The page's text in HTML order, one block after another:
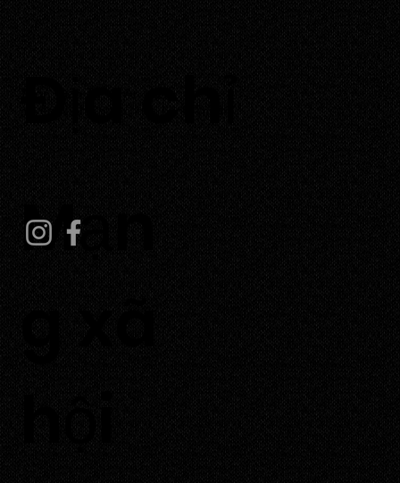
​Địa chỉ
Thôn Tuấn Tú, xã An Hải,
huyện Ninh Phước, tỉnh Ninh Thuận.
Mạn
g xã
hội